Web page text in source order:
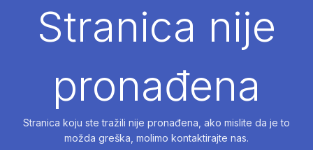
Stranica nije
pronađena
Stranica koju ste tražili nije pronađena, ako mislite da je to
možda greška, molimo kontaktirajte nas.